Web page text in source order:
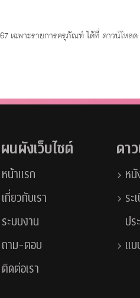
ฉพาะรายการครุภัณฑ์ ได้ที่ ดาวน์โหล
นผังเว็บไซต์
หน้าแรก
เกี่ยวกับเรา
ระบบงาน
ถาม-ตอบ
ติดต่อเรา
ดา
หนั
ระ
ปร
แ